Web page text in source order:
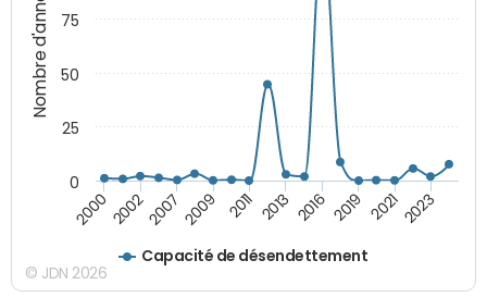
Nombre d'années
Capacité de désendettement
2000 20022007 2009 2011 2013 2016 2019 2021 2023
0
25
50
75
© JDN 2026